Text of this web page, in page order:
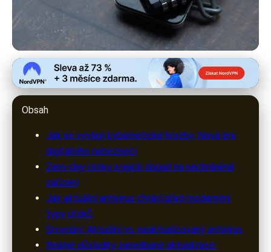
warezak.cz
Jak zůstat v bezpečí: Proč je
23. 6. 2026 · 8 min čtení · Autor: Marek Urbanec
Obsah
Jak se vyvíjejí kybernetické hrozby: Nová éra
digitálního nebezpečí
Zero-day útoky a jejich dopad na nechráněná
zařízení
Jak aktuální antivirus chrání před moderními
typy útoků
Srovnání: Aktuální vs. neaktualizovaný antivirus
Reálné důsledky zanedbané aktualizace: